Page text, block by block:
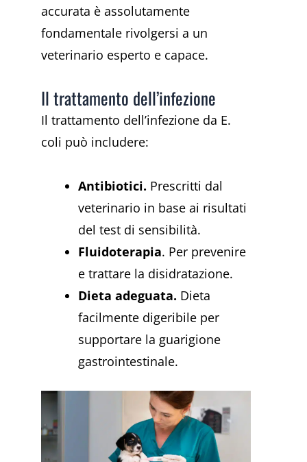
accurata è assolutamente
fondamentale rivolgersi a un
veterinario esperto e capace.
Il trattamento dell’infezione
Il trattamento dell’infezione da E.
coli può includere:
Antibiotici. Prescritti dal
veterinario in base ai risultati
del test di sensibilità.
Fluidoterapia. Per prevenire
e trattare la disidratazione.
Dieta adeguata. Dieta
facilmente digeribile per
supportare la guarigione
gastrointestinale.